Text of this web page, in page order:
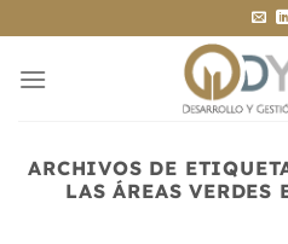
al
contenido
ARCHIVOS DE
LAS ÁREAS VERDES